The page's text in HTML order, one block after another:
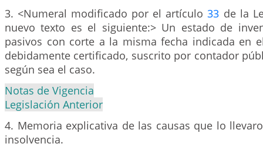
3. <Numeral modificado por el artículo33 de la
nuevo texto es el siguiente:> Un estado de
pasivos con corte a la misma fecha indicada en
debidamente certificado, suscrito por contador
según sea el caso.
Notas de Vigencia
Legislación Anterior
4. Memoria explicativa de las causas que lo
insolvencia.